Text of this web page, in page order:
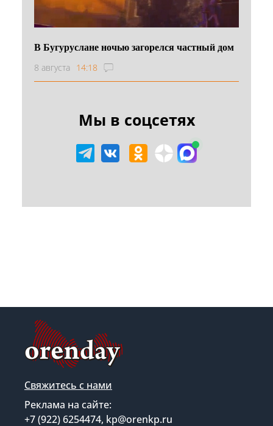
В Бугуруслане ночью загорелся частный дом
8 августа 14:18
Мы в соцсетях
Свяжитесь с нами
Реклама на сайте:
+7 (922) 6254474, kp@orenkp.ru